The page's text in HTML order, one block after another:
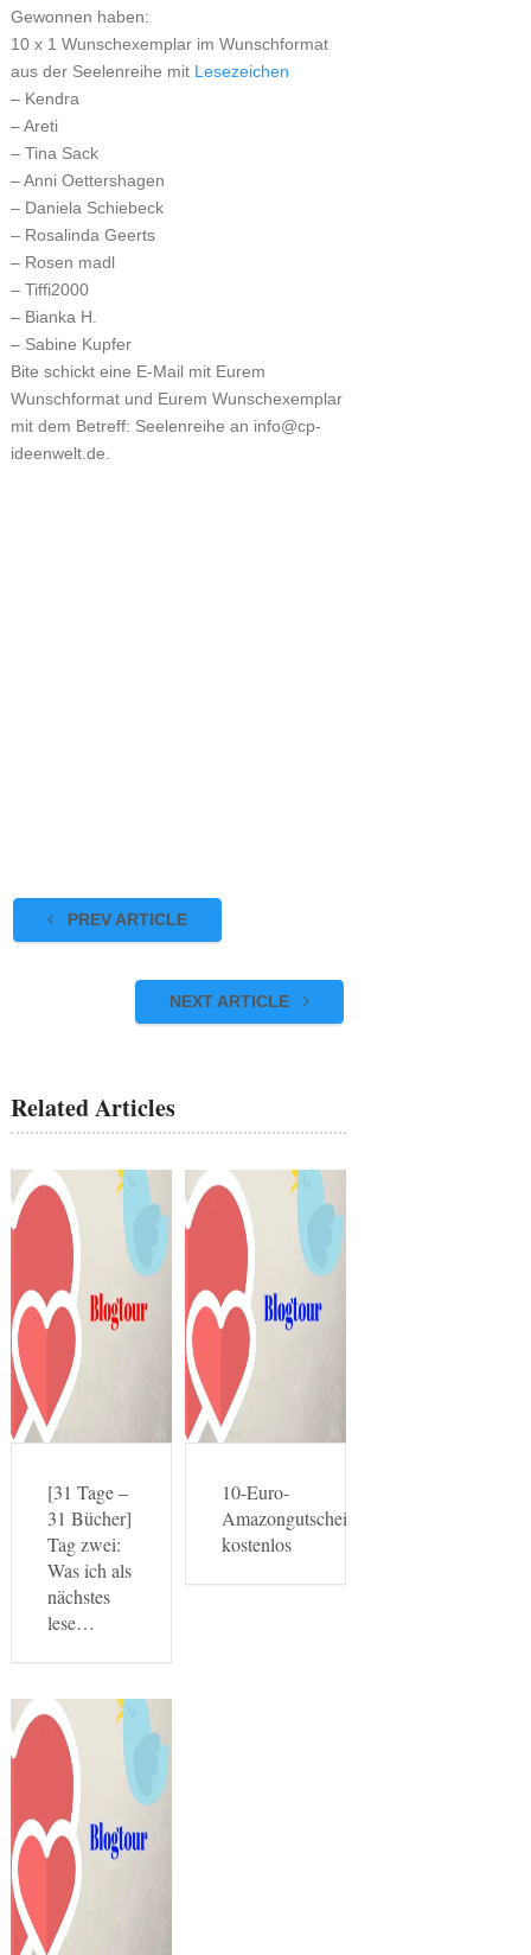
Gewonnen haben:
10 x 1 Wunschexemplar im Wunschformat
aus der Seelenreihe mit Lesezeichen
– Kendra
– Areti
– Tina Sack
– Anni Oettershagen
– Daniela Schiebeck
– Rosalinda Geerts
– Rosen madl
– Tiffi2000
– Bianka H.
– Sabine Kupfer
Bite schickt eine E-Mail mit Eurem
Wunschformat und Eurem Wunschexemplar
mit dem Betreff: Seelenreihe an info@cp-
ideenwelt.de.
PREV ARTICLE
NEXT ARTICLE
Related Articles
[31 Tage –
31 Bücher]
Tag zwei:
Was ich als
nächstes
lese…
10-Euro-
Amazongutscheine
kostenlos